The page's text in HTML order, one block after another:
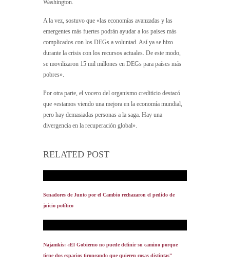
Washington.
A la vez, sostuvo que «las economías avanzadas y las
emergentes más fuertes podrán ayudar a los países más
complicados con los DEGs a voluntad. Así ya se hizo
durante la crisis con los recursos actuales. De este modo,
se movilizaron 15 mil millones en DEGs para países más
pobres».
Por otra parte, el vocero del organismo crediticio destacó
que «estamos viendo una mejora en la economía mundial,
pero hay demasiadas personas a la saga. Hay una
divergencia en la recuperación global».
RELATED POST
Senadores de Junto por el Cambio rechazaron el pedido de
juicio político
Najamkis: «El Gobierno no puede definir su camino porque
tiene dos espacios tironeando que quieren cosas distintas”